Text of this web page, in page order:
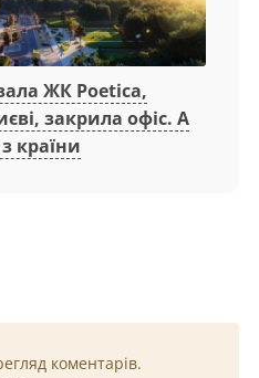
ЖК Poetica,
закрила офіс. А
країни
коментарів.